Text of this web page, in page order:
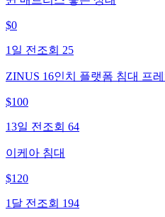
$0
1일 전 조회 25
ZINUS 16인치 플랫폼 침대 프
$100
13일 전 조회 64
이케아 침대
$120
1달 전 조회 194